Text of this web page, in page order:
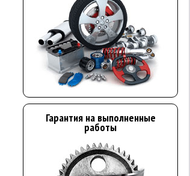
Гарантия на выполненные
работы